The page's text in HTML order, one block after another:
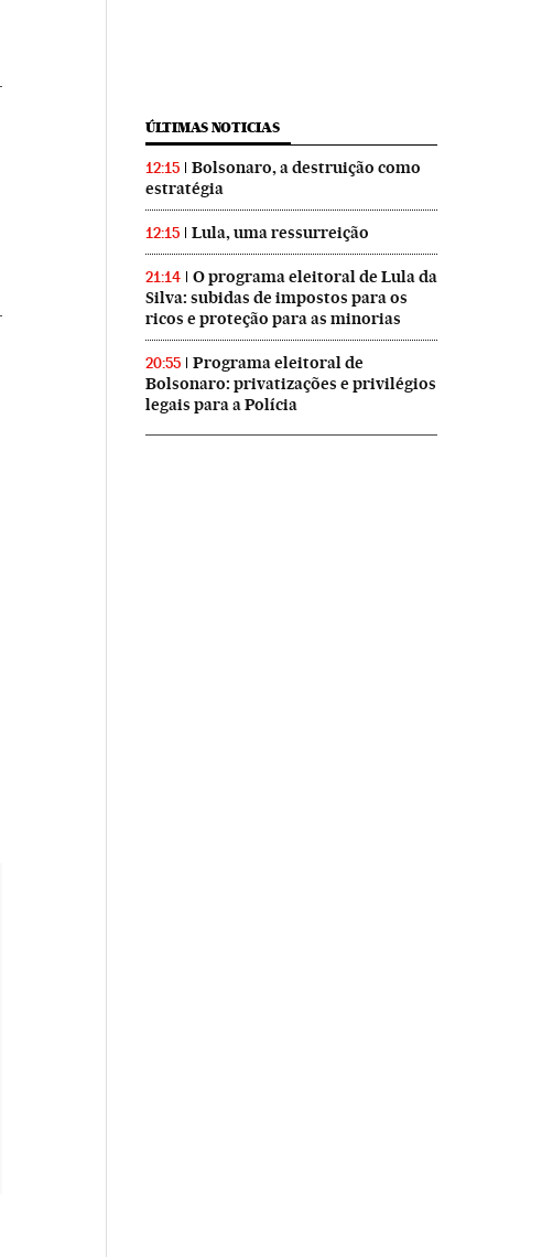
ÚLTIMAS NOTICIAS
12:15
Bolsonaro, a destruição como
estratégia
12:15 Lula, uma ressurreição
21:14
O programa eleitoral de Lula da
Silva: subidas de impostos para os
ricos e proteção para as minorias
20:55
Programa eleitoral de
Bolsonaro: privatizações e privilégios
legais para a Polícia